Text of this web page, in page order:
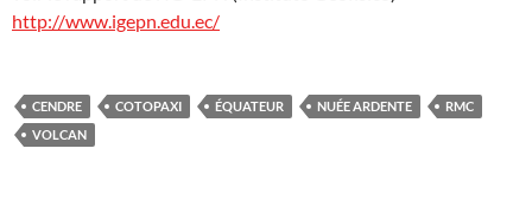
http://www.igepn.edu.ec/
CENDRE COTOPAXI ÉQUATEUR NUÉE ARDENTE
RMC
VOLCAN